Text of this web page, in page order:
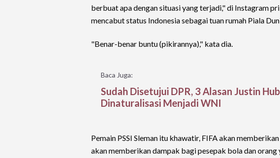
berbuat apa dengan situasi yang terjadi," di Instagram
mencabut status Indonesia sebagai tuan rumah Piala
"Benar-benar buntu (pikirannya)," kata dia.
Baca Juga:
Sudah Disetujui DPR, 3 Alasan Justin
Dinaturalisasi Menjadi WNI
Pemain PSSI Sleman itu khawatir, FIFA akan
akan memberikan dampak bagi pesepak bola dan